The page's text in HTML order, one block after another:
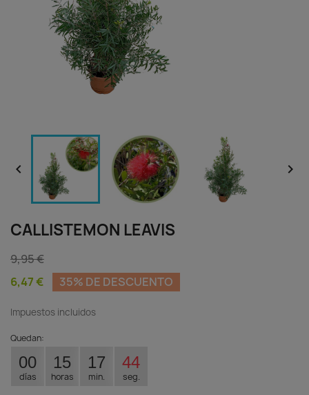
 
CALLISTEMON LEAVIS
9,95 €
6,47 €
35% DE DESCUENTO
Impuestos incluidos
Quedan:
00
días
15
horas
17
min.
44
seg.